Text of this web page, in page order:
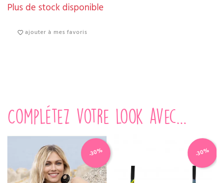
Plus de stock disponible
ajouter à mes favoris
Complétez votre look avec...
-30% -30%